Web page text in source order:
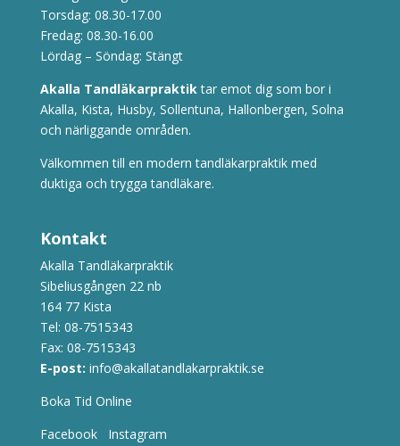
Torsdag: 08.30-17.00
Fredag: 08.30-16.00
Lördag – Söndag: Stängt
Akalla Tandläkarpraktiktar emot dig som bor i
Akalla, Kista, Husby, Sollentuna, Hallonbergen, Solna
och närliggande områden.
Välkommen till en modern tandläkarpraktik med
duktiga och trygga tandläkare.
Kontakt
Akalla Tandläkarpraktik
Sibeliusgången 22 nb
164 77 Kista
Tel: 08-7515343
Fax: 08-7515343
E-post: info@akallatandlakarpraktik.se
Boka Tid Online
Facebook
Instagram